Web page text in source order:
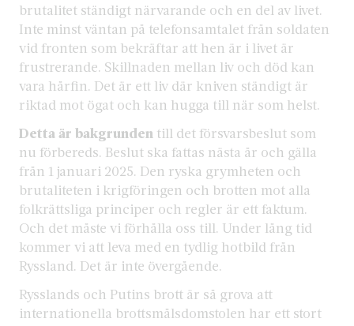
brutalitet ständigt närvarande och en del av livet.
Inte minst väntan på telefonsamtalet från soldaten
vid fronten som bekräftar att hen är i livet är
frustrerande. Skillnaden mellan liv och död kan
vara hårfin. Det är ett liv där kniven ständigt är
riktad mot ögat och kan hugga till när som helst.
Detta är bakgrunden till det försvarsbeslut som
nu förbereds. Beslut ska fattas nästa år och gälla
från 1 januari 2025. Den ryska grymheten och
brutaliteten i krigföringen och brotten mot alla
folkrättsliga principer och regler är ett faktum.
Och det måste vi förhålla oss till. Under lång tid
kommer vi att leva med en tydlig hotbild från
Ryssland. Det är inte övergående.
Rysslands och Putins brott är så grova att
internationella brottsmålsdomstolen har ett stort